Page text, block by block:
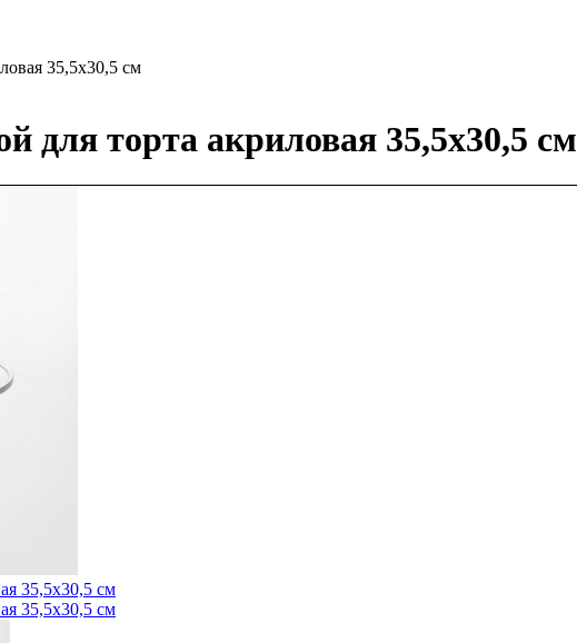
35,5х30,5 см
для торта акриловая 35,5х30,5 см